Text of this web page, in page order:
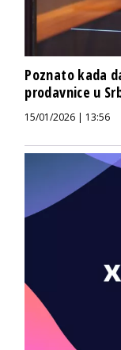
Poznato kada
prodavnice u
15/01/2026 | 13:56